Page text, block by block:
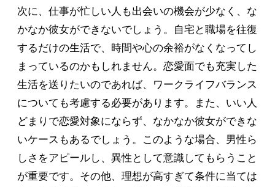
次に、仕事が忙しい人も出会いの機会が少なく、な
かなか彼女ができないでしょう。自宅と職場を往復
するだけの生活で、時間や心の余裕がなくなってし
まっているのかもしれません。恋愛面でも充実した
生活を送りたいのであれば、ワークライフバランス
についても考慮する必要があります。また、いい人
どまりで恋愛対象にならず、なかなか彼女ができな
いケースもあるでしょう。このような場合、男性ら
しさをアピールし、異性として意識してもらうこと
が重要です。その他、理想が高すぎて条件に当ては